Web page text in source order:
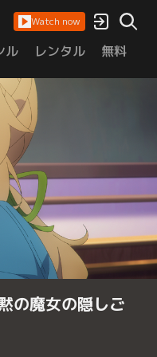
Watch now
ル レンタル 無料
の魔女の隠しご